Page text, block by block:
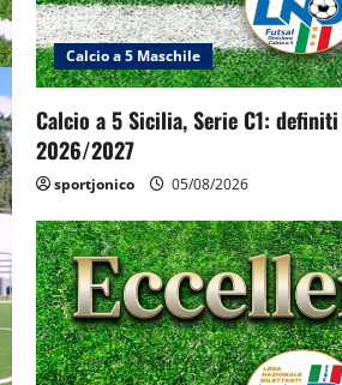
Calcio a 5 Maschile
Calcio a 5 Sicilia, Serie C1:
2026/2027
sportjonico 05/08/2026